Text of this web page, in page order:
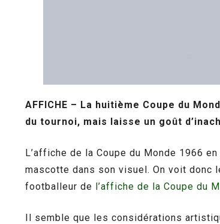
AFFICHE – La huitième Coupe du
du tournoi, mais laisse un goût
L’affiche de la Coupe du Monde 1966
mascotte dans son visuel. On voit donc
footballeur de l’affiche de la Coupe du
Il semble que les considérations